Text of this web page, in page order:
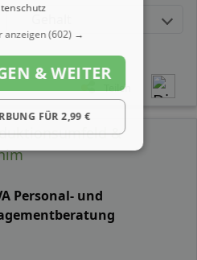
Teilen
&
Personal- und
anzeigen(602) →
& WEITER
FÜR 2,99 €